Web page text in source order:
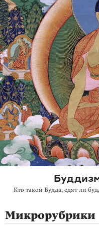
Кто такой Будда, едят ли
Микрорубрики